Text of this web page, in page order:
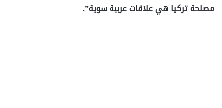
مصلحة تركيا هي علاقات عربية سوية”.